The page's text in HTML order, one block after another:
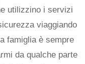
utilizzino i servizi
viaggiando
famiglia è sempre
da qualche parte